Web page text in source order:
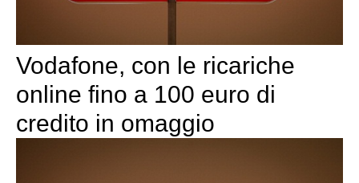
Vodafone, con le ricariche
online fino a 100 euro di
credito in omaggio